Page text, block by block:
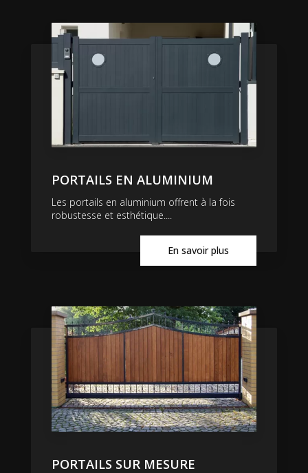
PORTAILS EN ALUMINIUM
Les portails en aluminium offrent à la fois
robustesse et esthétique....
En savoir plus
PORTAILS SUR MESURE